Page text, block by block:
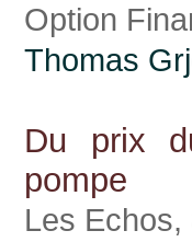
Option
Thomas
Du prix
pompe
Les